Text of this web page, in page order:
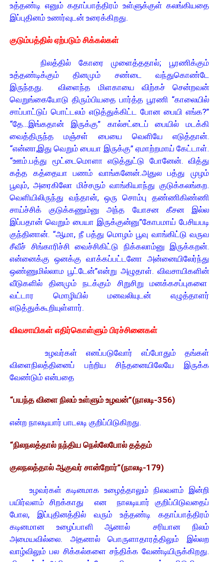
உத்தண்டி எனும் கதாப்பாத்திரம் உள்ளுக்குள் கலங்கியதை
இப்புதினம் உணர்வுடன் உரைக்கிறது.
குடும்பத்தில் ஏற்படும் சிக்கல்கள்
நிலத்தில் கோரை முளைத்ததால்; பூரணிக்கும்
உத்தண்டிக்கும் தினமும் சண்டை வந்துகொண்டே
இருந்தது. விளைந்த மிளகாயை விற்கச் சென்றவன்
வெறுங்கையோடு திரும்பியதை பார்த்த பூரணி “காலையில்
சாப்பாட்டுப் பொட்டலம் எடுத்துக்கிட்ட போன பையி எங்க?”
“தே…இங்கதான் இருக்கு” கால்சட்டைப் பையில் மடக்கி
வைத்திருந்த மஞ்சள் பையை வெளியே எடுத்தான்.
“என்னா,இது வெறும் பையா இருக்கு” ஏமாற்றமாய் கேட்டாள்.
“ஊம்.பத்து மூட்டைமொளா எடுத்துட்டு போனேன். வித்து
கத்த கத்தையா பணம் வாங்கனேன்.அதுல பத்து முழம்
பூவும், அரைகிலோ மிச்சரும் வாங்கியாந்து குடுக்கலங்கற.
வெளியிலிருந்து வந்தான், ஒரு சொம்பு தண்ணிகிண்ணி
சாய்ச்சிக் குடுக்கணும்னு அந்த யோசன கீசன இல்ல
இப்பதான் வெறும் பையா இருக்குன்னு”கோபமாய் பேசியபடி
குந்தினான். “ஆமா, நீ பத்து மொழம் பூவு வாங்கிட்டு வருவ
சீவீச் சிங்காரிச்சி வைச்சிகிட்டு நிக்கலாம்னு இருக்கறன்.
என்னைக்கு ஒனக்கு வாக்கப்பட்டனோ அன்னையிலேர்ந்து
ஒண்ணுமில்லாம பூட்டேன்”என்று அழுதாள். விவசாயிகளின்
வீடுகளில் தினமும் நடக்கும் சிறுசிறு மனக்கசப்புகளை
வட்டார மொழியில் மனவலியுடன் எழுத்தாளர்
எடுத்துக்கூறியுள்ளார்.
விவசாயிகள் எதிர்கொள்ளும் பிரச்சினைகள்
உழவர்கள் எனப்படுவோர் எப்போதும் தங்கள்
விளைநிலத்தினைப் பற்றிய சிந்தனையிலேயே இருக்க
வேண்டும் என்பதை
“பயந்த விளை நிலம் உள்ளும் உழவன்”(நாலடி-356)
என்ற நாலடியார் பாடலடி குறிப்பிடுகிறது.
“நிலநலத்தால் நந்திய நெல்லேபோல் தத்தம்
குலநலத்தால் ஆகுவர் சான்றோர்”(நாலடி-179)
உழவர்கள் கடினமாக உழைத்தாலும் நிலவளம் இன்றி
பயிர்வளம் சிறக்காது என நாலடியார் குறிப்பிடுவதைப்
போல, இப்புதினத்தில் வரும் உத்தண்டி கதாப்பாத்திரம்
கடினமான உழைப்பாளி ஆனால் சரியான நிலம்
அமையவில்லை. அதனால் பொருளாதாரத்திலும் இல்லற
வாழ்விலும் பல சிக்கல்களை சந்திக்க வேண்டியிருக்கிறது.